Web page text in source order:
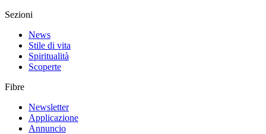
Sezioni
News
Stile di vita
Spiritualità
Scoperte
Fibre
Newsletter
Applicazione
Annuncio